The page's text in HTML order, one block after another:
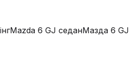
Mazda 6 GJ седанМазда 6 GJ